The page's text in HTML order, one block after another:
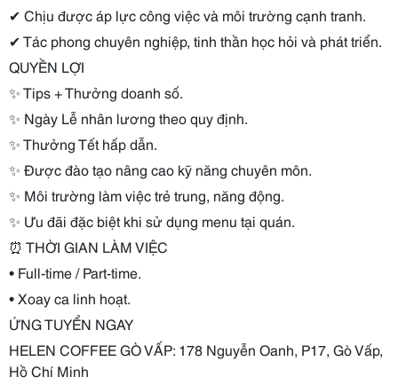
✔ Chịu được áp lực công việc và môi trường cạnh tranh.
✔Tác phong chuyên nghiệp, tinh thần học hỏi và phát triển.
QUYỀN LỢI
✨Tips + Thưởng doanh số.
✨ Ngày Lễ nhân lương theo quy định.
✨Thưởng Tết hấp dẫn.
✨ Được đào tạo nâng cao kỹ năng chuyên môn.
✨ Môi trường làm việc trẻ trung, năng động.
✨ Ưu đãi đặc biệt khi sử dụng menu tại quán.
⏰ THỜI GIAN LÀM VIỆC
• Full-time / Part-time.
• Xoay ca linh hoạt.
ỨNG TUYỂN NGAY
HELEN COFFEE GÒ VẤP: 178 Nguyễn Oanh, P17, Gò Vấp,
Hồ Chí Minh